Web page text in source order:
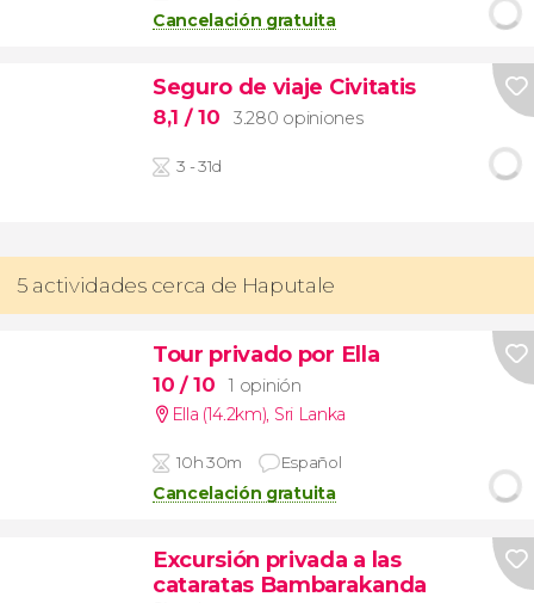
Cancelación gratuita
Seguro de viaje Civitatis
8,1 / 10 3.280 opiniones
3 - 31d
5 actividades cerca de Haputale
Tour privado por Ella
10 / 10
1 opinión
Ella (14.2km), Sri Lanka
10h 30m Español
Cancelación gratuita
Excursión privada a las
cataratas Bambarakanda